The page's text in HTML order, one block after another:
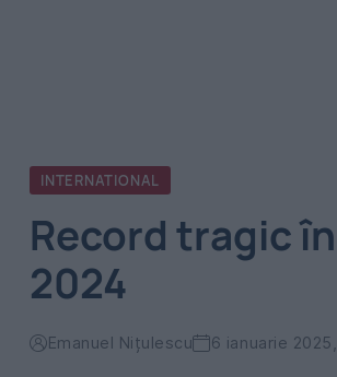
INTERNATIONAL
Record tragic
2024
Emanuel Nițulescu 6 ianuarie